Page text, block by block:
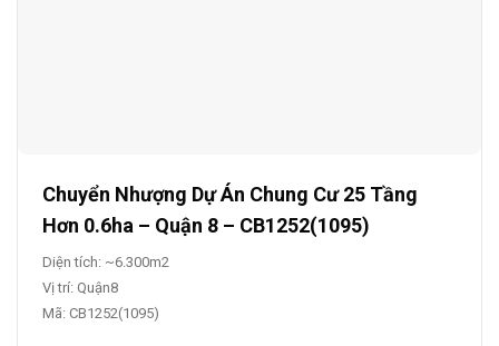
Chuyển Nhượng Dự Án Chung Cư 25 Tầng
Hơn 0.6ha – Quận 8 – CB1252(1095)
Diện tích: ~6.300m2
Vị trí: Quận8
Mã: CB1252(1095)